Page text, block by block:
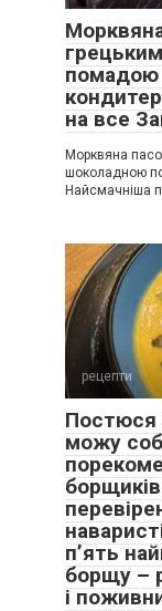
помадою
на все
Морквяна
шоколадною
Найсмачніша
рецепти
Постюся
можу
п’ять
борщу –
і